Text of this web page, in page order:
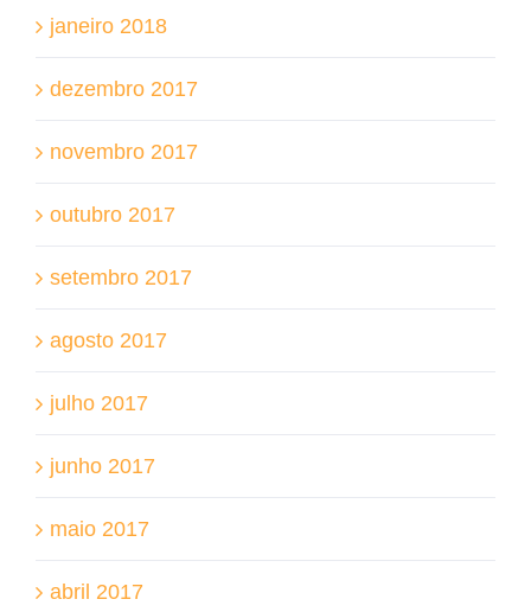
janeiro 2018
dezembro 2017
novembro 2017
outubro 2017
setembro 2017
agosto 2017
julho 2017
junho 2017
maio 2017
abril 2017